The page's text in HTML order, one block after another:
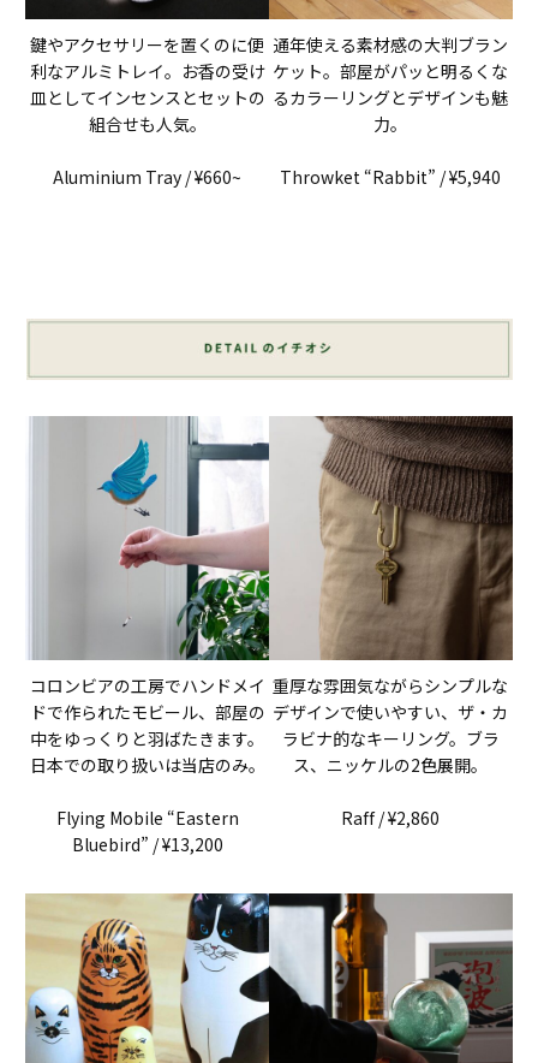
鍵やアクセサリーを置くのに便
利なアルミトレイ。お香の受け
皿としてインセンスとセットの
組合せも人気。
Aluminium Tray / ¥660~
通年使える素材感の大判ブラン
ケット。部屋がパッと明るくな
るカラーリングとデザインも魅
力。
Throwket “Rabbit” / ¥5,940
コロンビアの工房でハンドメイ
ドで作られたモビール、部屋の
中をゆっくりと羽ばたきます。
日本での取り扱いは当店のみ。
Flying Mobile “Eastern
Bluebird” / ¥13,200
重厚な雰囲気ながらシンプルな
デザインで使いやすい、ザ・カ
ラビナ的なキーリング。ブラ
ス、ニッケルの2色展開。
Raff / ¥2,860